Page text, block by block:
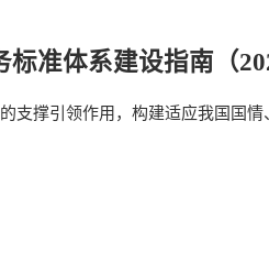
标准体系建设指南（
支撑引领作用，构建适应我国国